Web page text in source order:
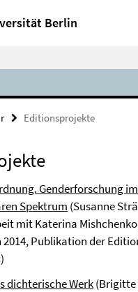
Berlin
Editionsprojekte
Genderforschung im
Spektrum (Susanne
mit Katerina
2014, Publikation der
dichterische Werk(Brigitte